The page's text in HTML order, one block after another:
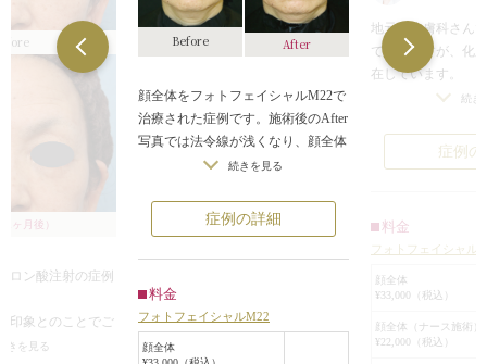
1ヶ月後）
ロン酸注射の症例
印象とのことでご
者様です。
きを見る
Before After
顔全体をフォトフェイシャルM22で
治療された症例です。施術後のAfter
写真では法令線が浅くなり、顔全体
にハリがでているのがわかります。
りません。
続きを見る
症例の詳細
料金
フォトフェイシャルM22
顔全体
地元の皮膚科さん
ていてますが、化
在しています。
化膿しているひど
処置をした方が、
のアクネモードを
アクネモードは、
て、ニキビの細菌
ます。
冷たいジェルを塗
ます。
続き
症例
料金
フォトフェイシャル
顔全体
¥33,000（税込）
顔全体（ナース施術）
¥22,000（税込）